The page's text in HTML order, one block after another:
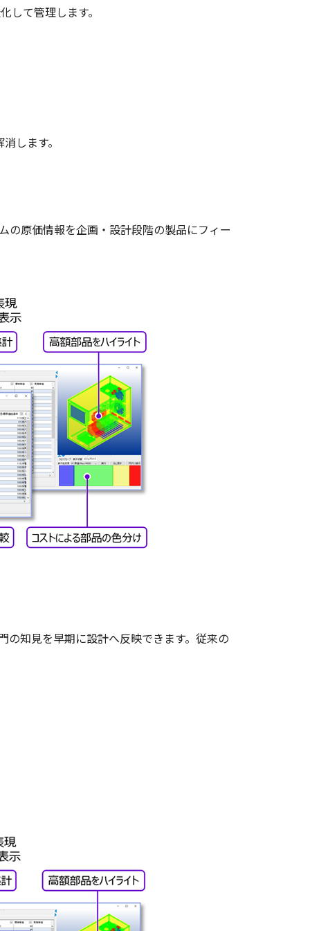
て管理します。
します。
の原価情報を企画・設計段階の製品にフィー
知見を早期に設計へ反映できます。従来の